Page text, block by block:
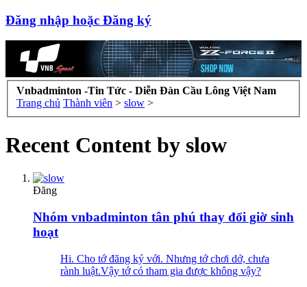
Đăng nhập hoặc Đăng ký
Vnbadminton -Tin Tức - Diễn Đàn Cầu Lông Việt Nam
Trang chủ Thành viên > slow >
Recent Content by slow
Đăng
Nhóm vnbadminton tân phú thay đổi giờ sinh
hoạt
Hi. Cho tớ đăng ký với. Nhưng tớ chơi dở, chưa
rành luật.Vậy tớ có tham gia được không vậy?